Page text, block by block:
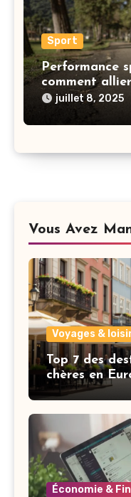
Sport
Performance
comment
?
juillet 8, 2025
Vous Avez
Voyages &
Top 7 des
chères en
Économie &